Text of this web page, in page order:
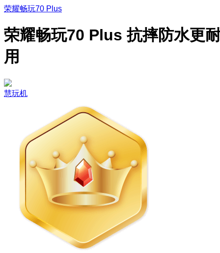
荣耀畅玩70 Plus
荣耀畅玩70 Plus 抗摔防水更
用
慧玩机